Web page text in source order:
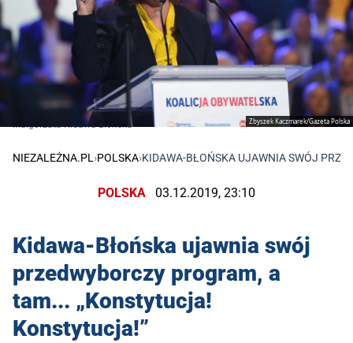
Zbyszek Kaczmarek/Gazeta Polska
Małgorzata Kidawa-Błońska
NIEZALEŻNA.PL ›POLSKA›KIDAWA-BŁOŃSKA UJAWNIA SWÓJ
POLSKA 03.12.2019, 23:10
Kidawa-Błońska ujawnia swój
przedwyborczy program, a
tam... „Konstytucja!
Konstytucja!”